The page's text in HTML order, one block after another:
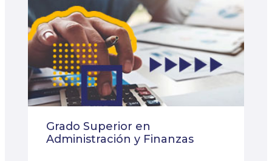
Grado Superior en
Administración y Finanzas